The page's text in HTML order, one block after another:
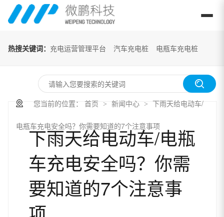
热搜关键词： 充电运营管理平台 汽车充电桩 电瓶车充电桩
您当前的位置： 首页 > 新闻中心 > 下雨天给电动车/
电瓶车充电安全吗？你需要知道的7个注意事项
下雨天给电动车/电瓶
车充电安全吗？你需
要知道的7个注意事